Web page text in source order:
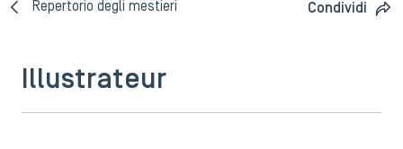
Repertorio degli mestieri Condividi
Illustrateur